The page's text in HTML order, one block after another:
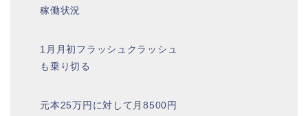
稼働状況
1月月初フラッシュクラッシュ
も乗り切る
元本25万円に対して月8500円